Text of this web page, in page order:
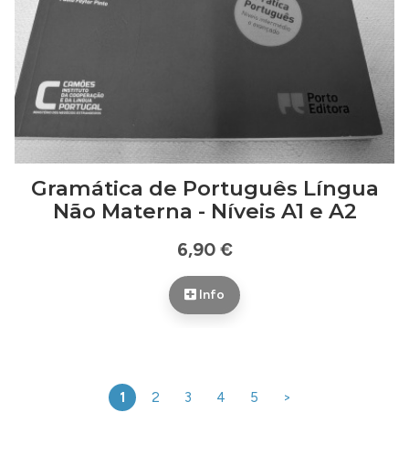
Gramática de Português Língua
Não Materna - Níveis A1 e A2
6,90 €
Info
1 2 3 4 5 >